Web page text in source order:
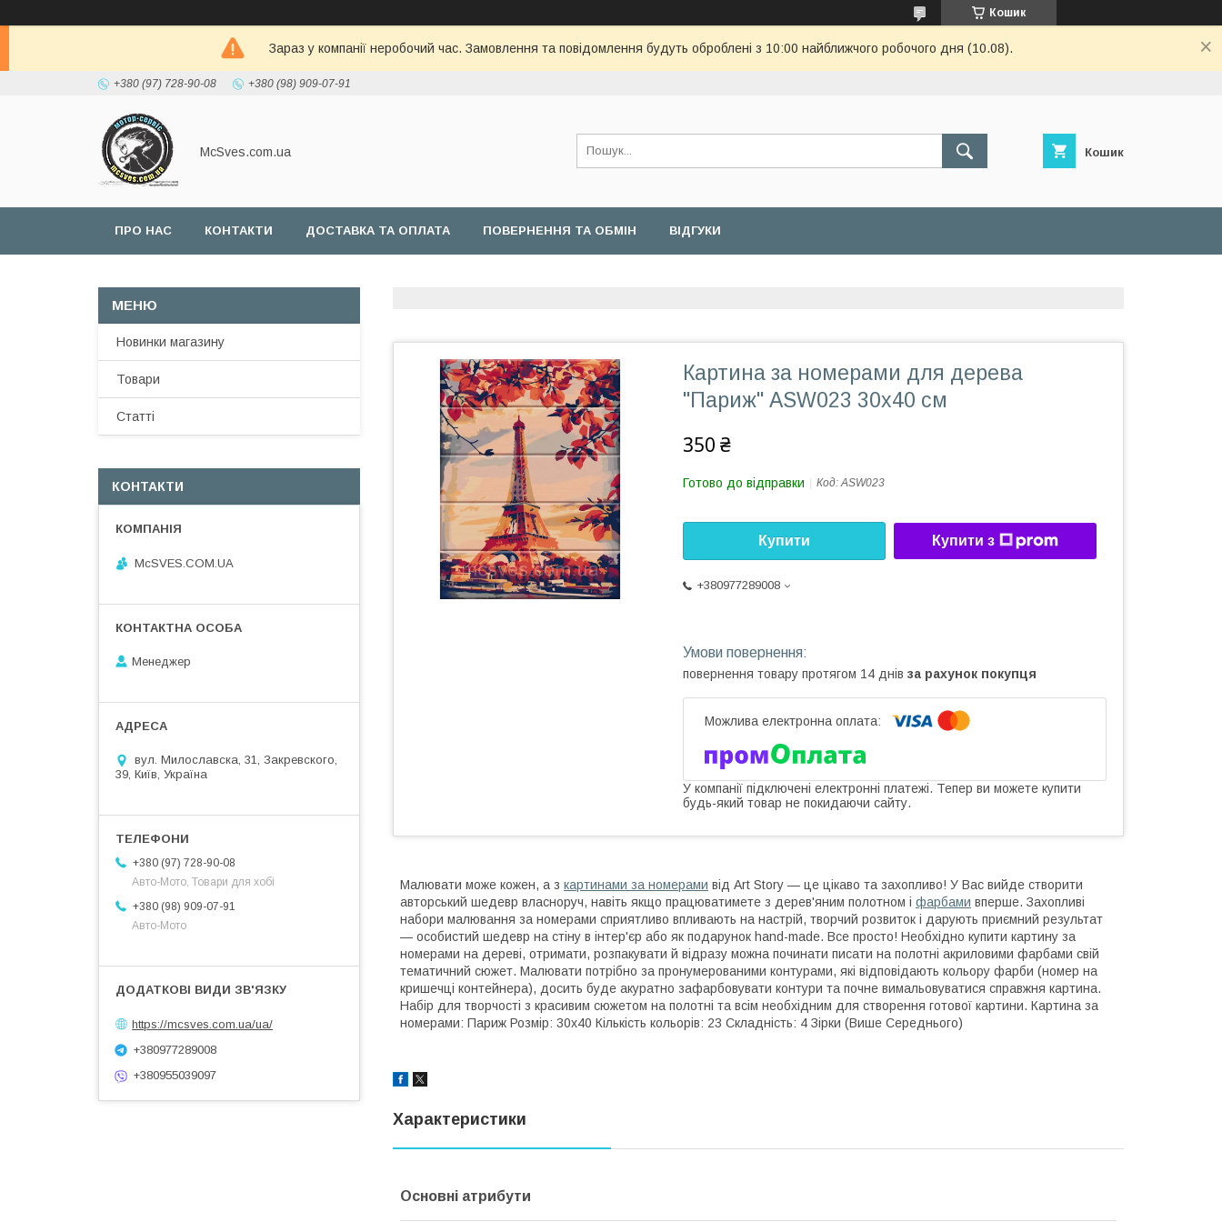
Кошик
Зараз у компанії неробочий час. Замовлення та повідомлення будуть оброблені з 10:00 найближчого робочого дня (10.08).
+380 (97) 728-90-08 +380 (98) 909-07-91
McSves.com.ua Кошик
ПРО НАС КОНТАКТИ ДОСТАВКА ТА ОПЛАТА ПОВЕРНЕННЯ ТА ОБМІН ВІДГУКИ
Картина за номерами для дерева
"Париж" ASW023 30х40 см
350 ₴
Готово до відправки Код:ASW023
Купити Купити з
+380977289008
повернення товару протягом 14 днів за рахунок покупця
У компанії підключені електронні платежі. Тепер ви можете купити
будь-який товар не покидаючи сайту.
Малювати може кожен, а з картинами за номерами від Art Story — це цікаво та захопливо! У Вас вийде створити
авторський шедевр власноруч, навіть якщо працюватимете з дерев'яним полотном і фарбами вперше. Захопливі
набори малювання за номерами сприятливо впливають на настрій, творчий розвиток і дарують приємний результат
— особистий шедевр на стіну в інтер'єр або як подарунок hand-made. Все просто! Необхідно купити картину за
номерами на дереві, отримати, розпакувати й відразу можна починати писати на полотні акриловими фарбами свій
тематичний сюжет. Малювати потрібно за пронумерованими контурами, які відповідають кольору фарби (номер на
кришечці контейнера), досить буде акуратно зафарбовувати контури та почне вимальовуватися справжня картина.
Набір для творчості з красивим сюжетом на полотні та всім необхідним для створення готової картини. Картина за
номерами: Париж Розмір: 30х40 Кількість кольорів: 23 Складність: 4 Зірки (Више Середнього)
Характеристики
Основні атрибути
Новинки магазину
Товари
Статті
КОНТАКТИ
McSVES.COM.UA
Менеджер
вул. Милославска, 31, Закревского,
39, Київ, Україна
+380 (97) 728-90-08
Авто-Мото, Товари для хобі
+380 (98) 909-07-91
Авто-Мото
https://mcsves.com.ua/ua/
+380977289008
+380955039097